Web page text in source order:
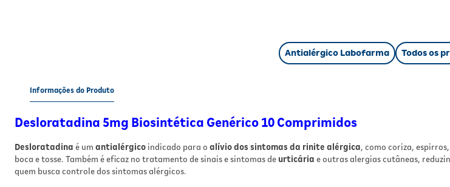
Ação rápidapara
alérgicos.
Indicado para
Com o uso regular, espera-
proporcionando maior
sintomas como espirros,
Antialérgico Labofarma Todos os
Informações do Produto
Desloratadina 5mg Biosintética Genérico 10 Comprimidos
Desloratadina é um antialérgico indicado para o alívio dos sintomas da rinite alérgica, como coriza,
boca e tosse. Também é eficaz no tratamento de sinais e sintomas de urticária e outras alergias cutâneas,
quem busca controle dos sintomas alérgicos.